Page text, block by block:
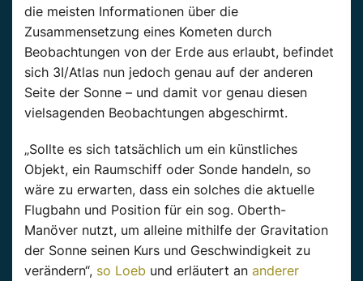
die meisten Informationen über die
Zusammensetzung eines Kometen durch
Beobachtungen von der Erde aus erlaubt, befindet
sich 3I/Atlas nun jedoch genau auf der anderen
Seite der Sonne – und damit vor genau diesen
vielsagenden Beobachtungen abgeschirmt.
„Sollte es sich tatsächlich um ein künstliches
Objekt, ein Raumschiff oder Sonde handeln, so
wäre zu erwarten, dass ein solches die aktuelle
Flugbahn und Position für ein sog. Oberth-
Manöver nutzt, um alleine mithilfe der Gravitation
der Sonne seinen Kurs und Geschwindigkeit zu
verändern“, so Loeb und erläutert an anderer